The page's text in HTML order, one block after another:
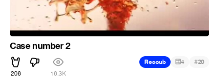
Case number 2
206 16.3K
Recoub 4 #20